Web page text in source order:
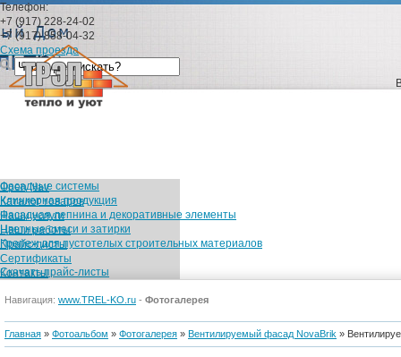
Телефон:
+7 (917) 228-24-02
+7 (917) 858-04-32
Схема проезда
Open Nav
Каталог товаров
Наши услуги
Наши работы
Прайс-листы
Сертификаты
Контакты
Фасадные системы
Клинкерная продукция
Фасадная лепнина и декоративные элементы
Цветные смеси и затирки
Крепеж для пустотелых строительных материалов
Скачать прайс-листы
Навигация: www.TREL-KO.ru - Фотогалерея
Главная » Фотоальбом » Фотогалерея » Вентилируемый фасад NovaBrik »